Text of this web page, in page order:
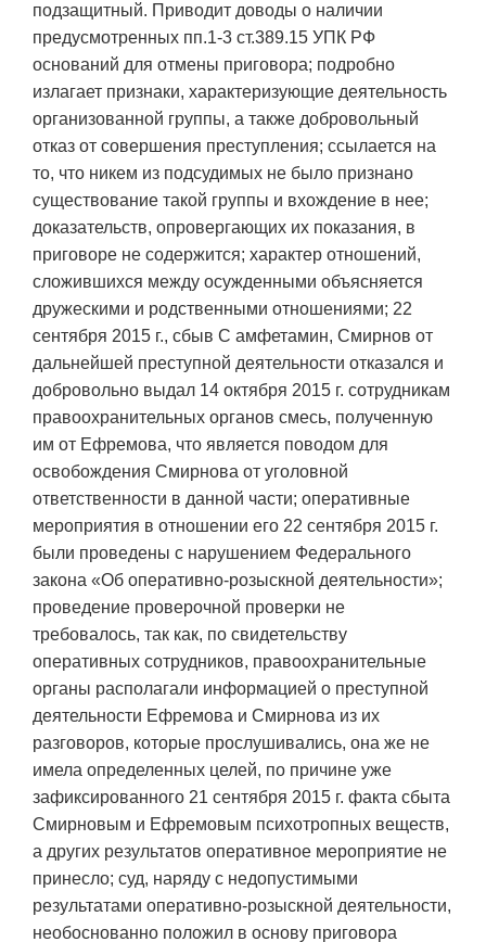
подзащитный. Приводит доводы о наличии
предусмотренных пп.1-3 ст.389.15 УПК РФ
оснований для отмены приговора; подробно
излагает признаки, характеризующие деятельность
организованной группы, а также добровольный
отказ от совершения преступления; ссылается на
то, что никем из подсудимых не было признано
существование такой группы и вхождение в нее;
доказательств, опровергающих их показания, в
приговоре не содержится; характер отношений,
сложившихся между осужденными объясняется
дружескими и родственными отношениями; 22
сентября 2015 г., сбыв С амфетамин, Смирнов от
дальнейшей преступной деятельности отказался и
добровольно выдал 14 октября 2015 г. сотрудникам
правоохранительных органов смесь, полученную
им от Ефремова, что является поводом для
освобождения Смирнова от уголовной
ответственности в данной части; оперативные
мероприятия в отношении его 22 сентября 2015 г.
были проведены с нарушением Федерального
закона «Об оперативно-розыскной деятельности»;
проведение проверочной проверки не
требовалось, так как, по свидетельству
оперативных сотрудников, правоохранительные
органы располагали информацией о преступной
деятельности Ефремова и Смирнова из их
разговоров, которые прослушивались, она же не
имела определенных целей, по причине уже
зафиксированного 21 сентября 2015 г. факта сбыта
Смирновым и Ефремовым психотропных веществ,
а других результатов оперативное мероприятие не
принесло; суд, наряду с недопустимыми
результатами оперативно-розыскной деятельности,
необоснованно положил в основу приговора